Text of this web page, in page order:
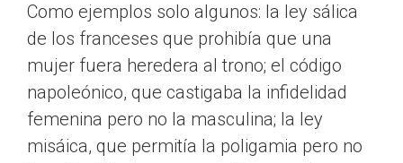
Como ejemplos solo algunos: la ley sálica
de los franceses que prohibía que una
mujer fuera heredera al trono; el código
napoleónico, que castigaba la infidelidad
femenina pero no la masculina; la ley
misáica, que permitía la poligamia pero no